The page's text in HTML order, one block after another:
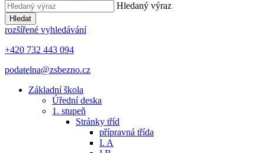
Hledaný výraz
Hledat
rozšířené vyhledávání
+420 732 443 094
podatelna@zsbezno.cz
Základní škola
Úřední deska
1. stupeň
Stránky tříd
přípravná třída
I. A